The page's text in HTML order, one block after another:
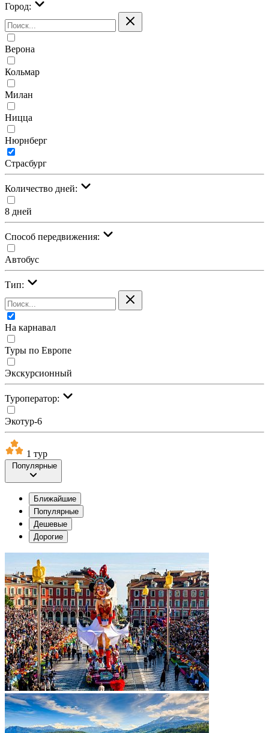
Город:
Верона
Кольмар
Милан
Ницца
Нюрнберг
Страсбург
Количество дней:
8 дней
Cпособ передвижения:
Автобус
Тип:
На карнавал
Туры по Европе
Экскурсионный
Туроператор:
Экотур-6
1 тур
Популярные
Ближайшие
Популярные
Дешевые
Дорогие